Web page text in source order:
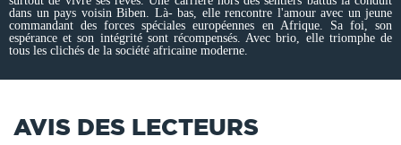
dans un pays voisin Biben. Là- bas, elle rencontre l'amour avec un jeune
commandant des forces spéciales européennes en Afrique. Sa foi, son
espérance et son intégrité sont récompensés. Avec brio, elle triomphe de
tous les clichés de la société africaine moderne.
AVIS DES LECTEURS